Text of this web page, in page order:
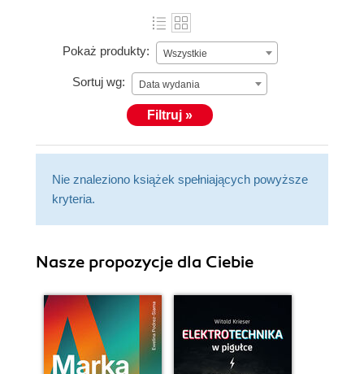
Pokaż produkty: Wszystkie
Sortuj wg: Data wydania
Filtruj »
Nie znaleziono książek spełniających powyższe
kryteria.
Nasze propozycje dla Ciebie